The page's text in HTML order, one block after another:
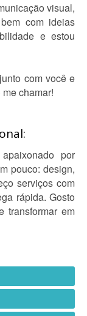
visual,
com ideias
e estou
com você e
chamar!
por
pouco: design,
serviços com
rápida. Gosto
transformar em